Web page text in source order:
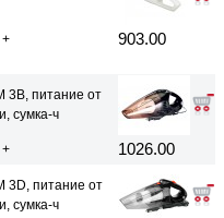
+ 903.00
3B, питание от
сумка-ч
+ 1026.00
3D, питание от
сумка-ч